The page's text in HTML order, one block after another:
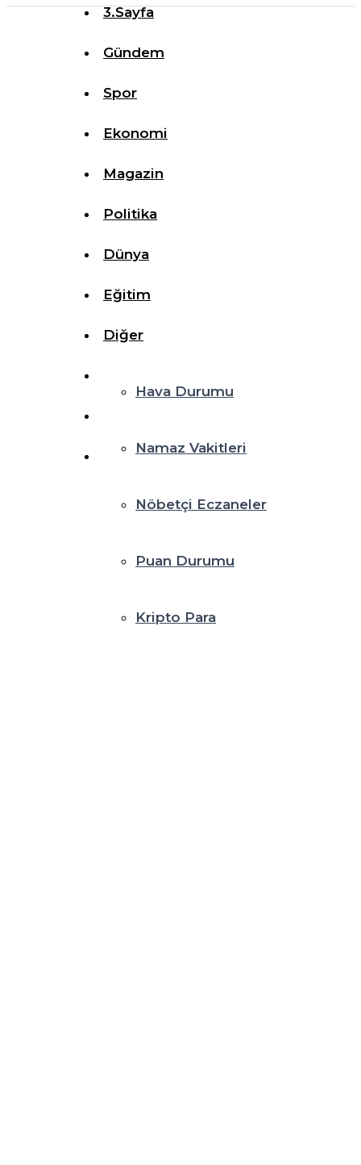
3.Sayfa
Gündem
Spor
Ekonomi
Magazin
Politika
Dünya
Eğitim
Diğer
Hava Durumu
Namaz Vakitleri
Nöbetçi Eczaneler
Puan Durumu
Kripto Para